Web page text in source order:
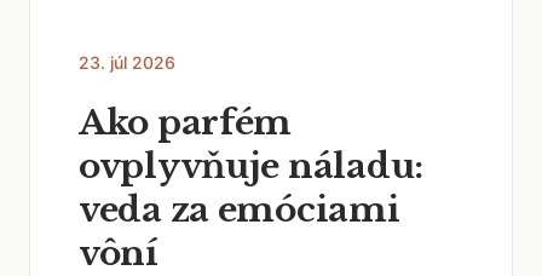
23. júl 2026
Ako parfém
ovplyvňuje náladu:
veda za emóciami
vôní